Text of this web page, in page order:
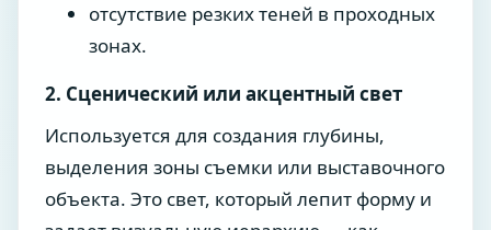
отсутствие резких теней в проходных
зонах.
2. Сценический или акцентный свет
Используется для создания глубины,
выделения зоны съемки или выставочного
объекта. Это свет, который лепит форму и